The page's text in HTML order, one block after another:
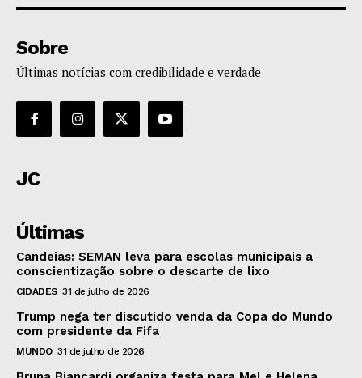
Sobre
Últimas notícias com credibilidade e verdade
JC
Últimas
Candeias: SEMAN leva para escolas municipais a
conscientização sobre o descarte de lixo
CIDADES 31 de julho de 2026
Trump nega ter discutido venda da Copa do Mundo
com presidente da Fifa
MUNDO 31 de julho de 2026